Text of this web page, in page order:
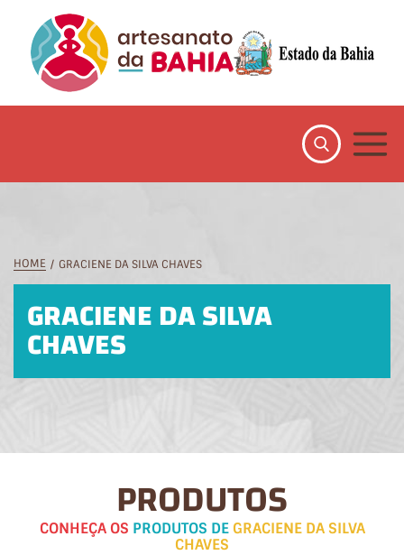
HOME GRACIENE DA SILVA CHAVES
GRACIENE DA SILVA
CHAVES
PRODUTOS
CONHEÇA OS PRODUTOS DEGRACIENE DA SILVA
CHAVES